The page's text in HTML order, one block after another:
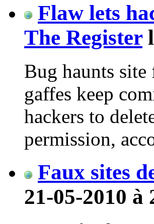
Flaw lets
The Register
Bug haunts
gaffes keep
hackers to
permission,
Faux sites
21-05-2010 à